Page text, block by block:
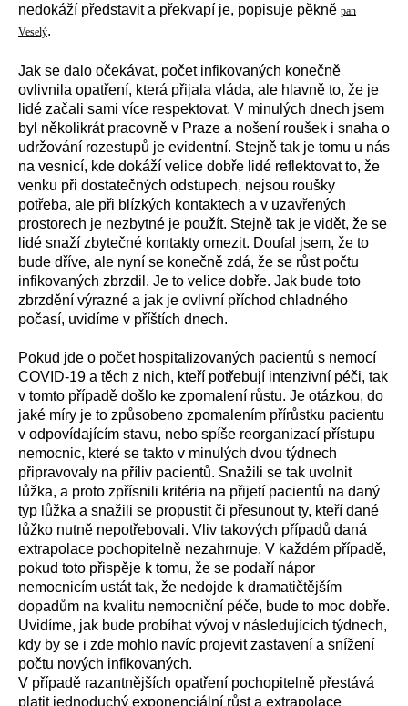
nedokáží představit a překvapí je, popisuje pěkně pan
Veselý.
Jak se dalo očekávat, počet infikovaných konečně
ovlivnila opatření, která přijala vláda, ale hlavně to, že je
lidé začali sami více respektovat. V minulých dnech jsem
byl několikrát pracovně v Praze a nošení roušek i snaha o
udržování rozestupů je evidentní. Stejně tak je tomu u nás
na vesnicí, kde dokáží velice dobře lidé reflektovat to, že
venku při dostatečných odstupech, nejsou roušky
potřeba, ale při blízkých kontaktech a v uzavřených
prostorech je nezbytné je použít. Stejně tak je vidět, že se
lidé snaží zbytečné kontakty omezit. Doufal jsem, že to
bude dříve, ale nyní se konečně zdá, že se růst počtu
infikovaných zbrzdil. Je to velice dobře. Jak bude toto
zbrzdění výrazné a jak je ovlivní příchod chladného
počasí, uvidíme v příštích dnech.
Pokud jde o počet hospitalizovaných pacientů s nemocí
COVID-19 a těch z nich, kteří potřebují intenzivní péči, tak
v tomto případě došlo ke zpomalení růstu. Je otázkou, do
jaké míry je to způsobeno zpomalením přírůstku pacientu
v odpovídajícím stavu, nebo spíše reorganizací přístupu
nemocnic, které se takto v minulých dvou týdnech
připravovaly na příliv pacientů. Snažili se tak uvolnit
lůžka, a proto zpřísnili kritéria na přijetí pacientů na daný
typ lůžka a snažili se propustit či přesunout ty, kteří dané
lůžko nutně nepotřebovali. Vliv takových případů daná
extrapolace pochopitelně nezahrnuje. V každém případě,
pokud toto přispěje k tomu, že se podaří nápor
nemocnicím ustát tak, že nedojde k dramatičtějším
dopadům na kvalitu nemocniční péče, bude to moc dobře.
Uvidíme, jak bude probíhat vývoj v následujících týdnech,
kdy by se i zde mohlo navíc projevit zastavení a snížení
počtu nových infikovaných.
V případě razantnějších opatření pochopitelně přestává
platit jednoduchý exponenciální růst a extrapolace